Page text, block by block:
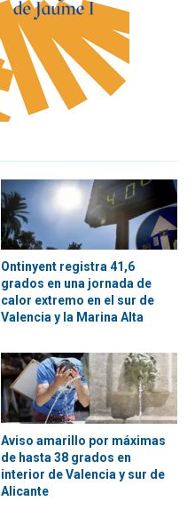
Ontinyent registra 41,6
grados en una jornada de
calor extremo en el sur de
Valencia y la Marina Alta
Aviso amarillo por máximas
de hasta 38 grados en
interior de Valencia y sur de
Alicante